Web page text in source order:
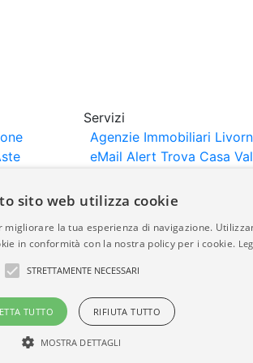
Servizi
Agenzie Immobiliari
eMail Alert Trova Casa
pubblicati da agenzie immobiliari e
della completezza, della
sito web utilizza cookie
migliorare la tua esperienza di navigazione.
in conformità con la nostra policy per i cookie.
STRETTAMENTE NECESSARI
TUTTO RIFIUTA TUTTO
MOSTRA DETTAGLI